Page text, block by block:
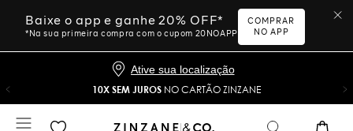
Baixe o app e ganhe 20% OFF*
*Na sua primeira compra com o cupom 20NOAPP
COMPRAR
NO APP
Ative sua localização
10X SEM JUROS NO CARTÃO ZINZANE